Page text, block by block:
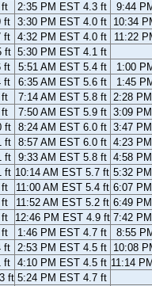
2:35 PM EST 4.3 ft 9:44
ft 3:30 PM EST 4.0 ft 10:34
ft 4:32 PM EST 4.0 ft 11:22
ft 5:30 PM EST 4.1 ft
ft 5:51 AM EST 5.4 ft 1:00
ft 6:35 AM EST 5.6 ft 1:45
ft 7:14 AM EST 5.8 ft 2:28
7:50 AM EST 5.9 ft 3:09
ft 8:24 AM EST 6.0 ft 3:47
ft 8:57 AM EST 6.0 ft 4:23
ft 9:33 AM EST 5.8 ft 4:58
ft 10:14 AM EST 5.7 ft 5:32
11:00 AM EST 5.4 ft 6:07
11:52 AM EST 5.2 ft 6:49
12:46 PM EST 4.9 ft 7:42
1:46 PM EST 4.7 ft 8:55
ft 2:53 PM EST 4.5 ft 10:08
ft 4:10 PM EST 4.5 ft 11:14
ft 5:24 PM EST 4.7 ft